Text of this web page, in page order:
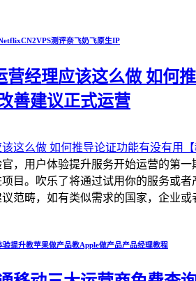
CN2VPS测评奈飞奶飞原生IP
营经理应该这么做 如何
善建议正式运营
，用户体验提升服务开始运营的第
目。吹乐了将通过试用你的服务或
范畴，如有类似需求的国家，企业
验提升教苹果做产品教Apple做产品产品经理教程